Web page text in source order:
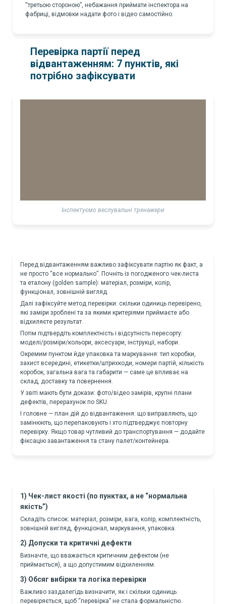
“третьою стороною”, небажання приймати інспектора на
фабриці, відмовки надати фото і відео самостійно.
Перевірка партії перед
відвантаженням: 7 пунктів, які
потрібно зафіксувати
Інспектуємо веслувальні тренажери
Перед відвантаженням важливо зафіксувати партію як факт, а
не просто “все нормально”. Почніть із погодженого чек-листа
та еталону (golden sample): матеріал, розміри, колір,
функціонал, зовнішній вигляд.
Далі зафіксуйте метод перевірки: скільки одиниць перевірено,
які заміри зроблені та за якими критеріями приймаєте або
відхиляєте результат.
Потім підтвердіть комплектність і відсутність пересорту:
моделі/розміри/кольори, аксесуари, інструкції, набори.
Окремим пунктом йде упаковка та маркування: тип коробки,
захист всередині, етикетки/штрихкоди, номери партій, кількість
коробок, загальна вага та габарити — саме це впливає на
склад, доставку та повернення.
У звіті мають бути докази: фото/відео замірів, крупні плани
дефектів, перерахунок по SKU.
І головне — план дій до відвантаження: що виправляють, що
замінюють, що перепаковують і хто підтверджує повторну
перевірку. Якщо товар чутливий до транспортування — додайте
фіксацію завантаження та стану палет/контейнера.
1) Чек-лист якості (по пунктах, а не “нормальна
якість”)
Складіть список: матеріал, розміри, вага, колір, комплектність,
зовнішній вигляд, функціонал, маркування, упаковка.
2) Допуски та критичні дефекти
Визначте, що вважається критичним дефектом (не
приймається), а що допустимим відхиленням.
3) Обсяг вибірки та логіка перевірки
Важливо заздалегідь визначити, як і скільки одиниць
перевіряється, щоб “перевірка” не стала формальністю.